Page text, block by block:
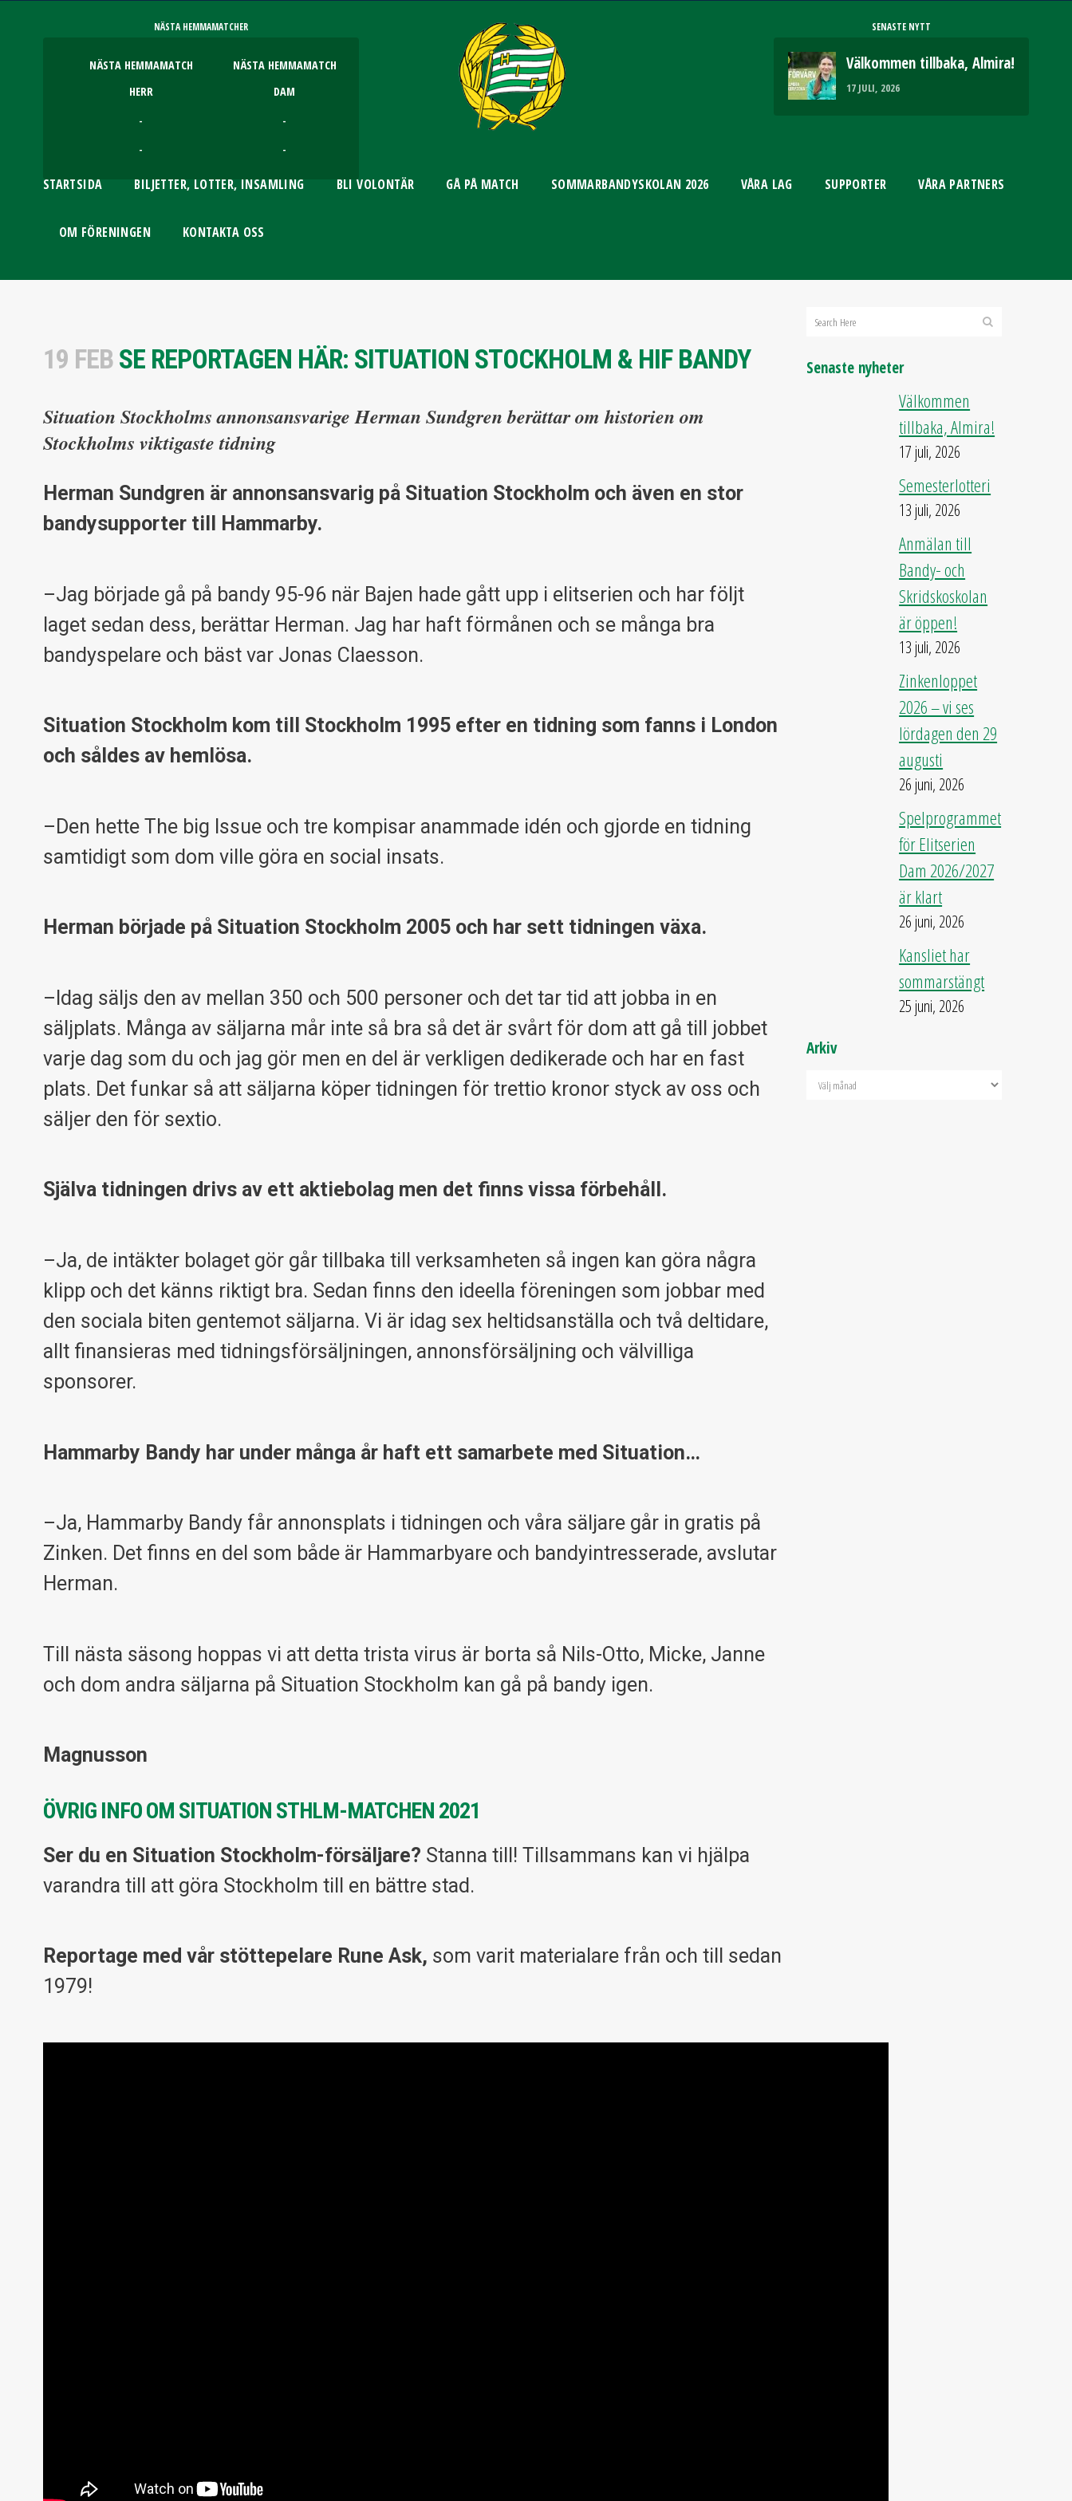
NÄSTA HEMMAMATCHER
NÄSTA HEMMAMATCH
HERR
-
-
NÄSTA HEMMAMATCH
DAM
-
-
SENASTE NYTT
Välkommen tillbaka, Almira!
17 JULI, 2026
STARTSIDA BILJETTER, LOTTER, INSAMLING BLI VOLONTÄR GÅ PÅ MATCH SOMMARBANDYSKOLAN 2026 VÅRA LAG SUPPORTER VÅRA PARTNERS
OM FÖRENINGEN KONTAKTA OSS
19 FEBSE REPORTAGEN HÄR: SITUATION STOCKHOLM & HIF BANDY
Situation Stockholms annonsansvarige Herman Sundgren berättar om historien om
Stockholms viktigaste tidning
Herman Sundgren är annonsansvarig på Situation Stockholm och även en stor
bandysupporter till Hammarby.
–Jag började gå på bandy 95-96 när Bajen hade gått upp i elitserien och har följt
laget sedan dess, berättar Herman. Jag har haft förmånen och se många bra
bandyspelare och bäst var Jonas Claesson.
Situation Stockholm kom till Stockholm 1995 efter en tidning som fanns i London
och såldes av hemlösa.
–Den hette The big Issue och tre kompisar anammade idén och gjorde en tidning
samtidigt som dom ville göra en social insats.
Herman började på Situation Stockholm 2005 och har sett tidningen växa.
–Idag säljs den av mellan 350 och 500 personer och det tar tid att jobba in en
säljplats. Många av säljarna mår inte så bra så det är svårt för dom att gå till jobbet
varje dag som du och jag gör men en del är verkligen dedikerade och har en fast
plats. Det funkar så att säljarna köper tidningen för trettio kronor styck av oss och
säljer den för sextio.
Själva tidningen drivs av ett aktiebolag men det finns vissa förbehåll.
–Ja, de intäkter bolaget gör går tillbaka till verksamheten så ingen kan göra några
klipp och det känns riktigt bra. Sedan finns den ideella föreningen som jobbar med
den sociala biten gentemot säljarna. Vi är idag sex heltidsanställa och två deltidare,
allt finansieras med tidningsförsäljningen, annonsförsäljning och välvilliga
sponsorer.
Hammarby Bandy har under många år haft ett samarbete med Situation…
–Ja, Hammarby Bandy får annonsplats i tidningen och våra säljare går in gratis på
Zinken. Det finns en del som både är Hammarbyare och bandyintresserade, avslutar
Herman.
Till nästa säsong hoppas vi att detta trista virus är borta så Nils-Otto, Micke, Janne
och dom andra säljarna på Situation Stockholm kan gå på bandy igen.
Magnusson
ÖVRIG INFO OM SITUATION STHLM-MATCHEN 2021
Ser du en Situation Stockholm-försäljare? Stanna till! Tillsammans kan vi hjälpa
varandra till att göra Stockholm till en bättre stad.
Reportage med vår stöttepelare Rune Ask, som varit materialare från och till sedan
1979!
Senaste nyheter
Välkommen
tillbaka, Almira!
17 juli, 2026
Semesterlotteri
13 juli, 2026
Anmälan till
Bandy- och
Skridskoskolan
är öppen!
13 juli, 2026
Zinkenloppet
2026 – vi ses
lördagen den 29
augusti
26 juni, 2026
Spelprogrammet
för Elitserien
Dam 2026/2027
är klart
26 juni, 2026
Kansliet har
sommarstängt
25 juni, 2026
Arkiv